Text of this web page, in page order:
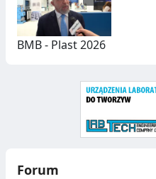
BMB - Plast 2026
Forum